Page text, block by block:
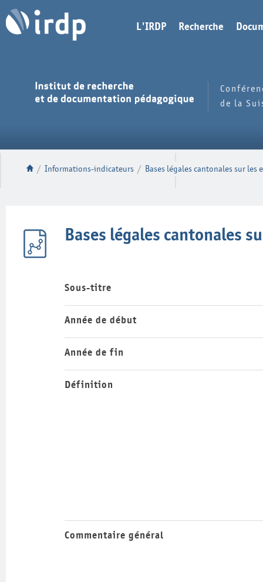
L'IRDP Recherche
de la
/ Informations-indicateurs / Bases légales cantonales sur les
Bases légales cantonales
Sous-titre
Année de début
Année de fin
Définition
Commentaire général